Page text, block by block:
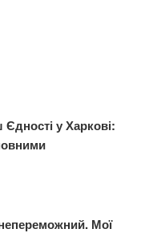
у Харкові:
Мої